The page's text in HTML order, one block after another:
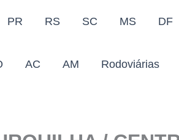
PR RS SC MS DF
AC AM Rodoviárias